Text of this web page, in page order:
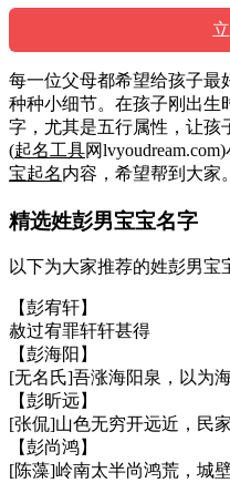
每一位父母都希望给孩子最
种种小细节。在孩子刚出生
字，尤其是五行属性，让孩
(起名工具网
宝起名内容，希望帮到大家。
精选姓彭男宝宝名字
以下为大家推荐的姓彭男宝
【彭宥轩】
赦过宥罪轩轩甚得
【彭海阳】
[无名氏]吾涨海阳泉，以为海
【彭昕远】
[张侃]山色无穷开远近，民
【彭尚鸿】
[陈藻]岭南太半尚鸿荒，城